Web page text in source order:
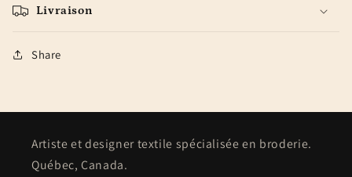
Livraison
Share
Artiste et designer textile spécialisée en broderie.
Québec, Canada.